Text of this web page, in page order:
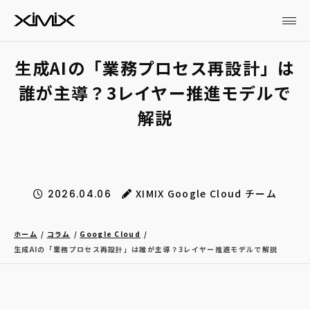
生成AIの「業務プロセス再設計」は
誰が主導？3レイヤー推進モデルで
解説
2026.04.06 XIMIX Google Cloud チーム
ホーム コラム
Google Cloud
生成AIの「業務プロセス再設計」は誰が主導？3レイヤー推進モデルで解説